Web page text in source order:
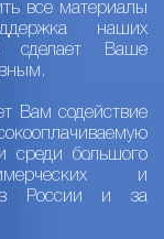
все материалы
наших
сделает Ваше
Вам содействие
среди большого
и
в России и за